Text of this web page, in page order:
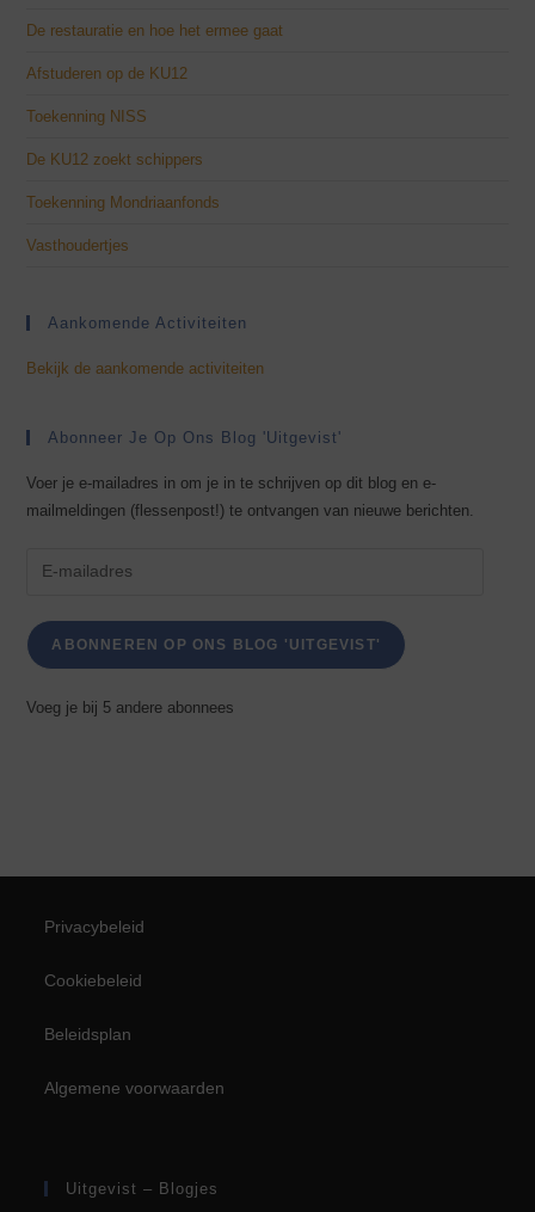
De restauratie en hoe het ermee gaat
Afstuderen op de KU12
Toekenning NISS
De KU12 zoekt schippers
Toekenning Mondriaanfonds
Vasthoudertjes
Aankomende Activiteiten
Bekijk de aankomende activiteiten
Abonneer Je Op Ons Blog 'Uitgevist'
Voer je e-mailadres in om je in te schrijven op dit blog en e-
mailmeldingen (flessenpost!) te ontvangen van nieuwe berichten.
ABONNEREN OP ONS BLOG 'UITGEVIST'
Voeg je bij 5 andere abonnees
Privacybeleid
Cookiebeleid
Beleidsplan
Algemene voorwaarden
Uitgevist – Blogjes